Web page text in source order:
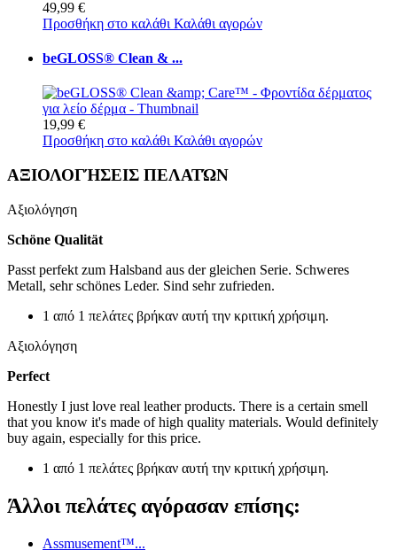
49,99 €
Προσθήκη στο καλάθι Καλάθι αγορών
beGLOSS® Clean & ...
19,99 €
Προσθήκη στο καλάθι Καλάθι αγορών
ΑΞΙΟΛΟΓΉΣΕΙΣ ΠΕΛΑΤΏΝ
Αξιολόγηση
Schöne Qualität
Passt perfekt zum Halsband aus der gleichen Serie. Schweres
Metall, sehr schönes Leder. Sind sehr zufrieden.
1 από 1 πελάτες βρήκαν αυτή την κριτική χρήσιμη.
Αξιολόγηση
Perfect
Honestly I just love real leather products. There is a certain smell
that you know it's made of high quality materials. Would definitely
buy again, especially for this price.
1 από 1 πελάτες βρήκαν αυτή την κριτική χρήσιμη.
Άλλοι πελάτες αγόρασαν επίσης:
Assmusement™...